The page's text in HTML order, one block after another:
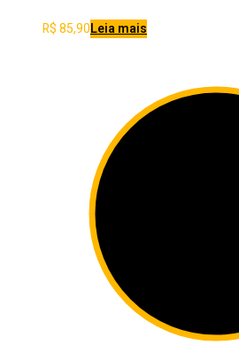
R$85,90Leia mais